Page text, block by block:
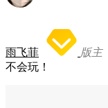
雨飞菲 版主
不会玩！